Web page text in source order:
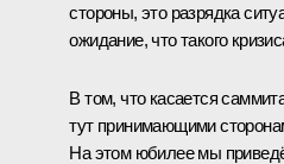
стороны, это разрядка
ожидание, что такого
В том, что касается
тут принимающими
На этом юбилее мы